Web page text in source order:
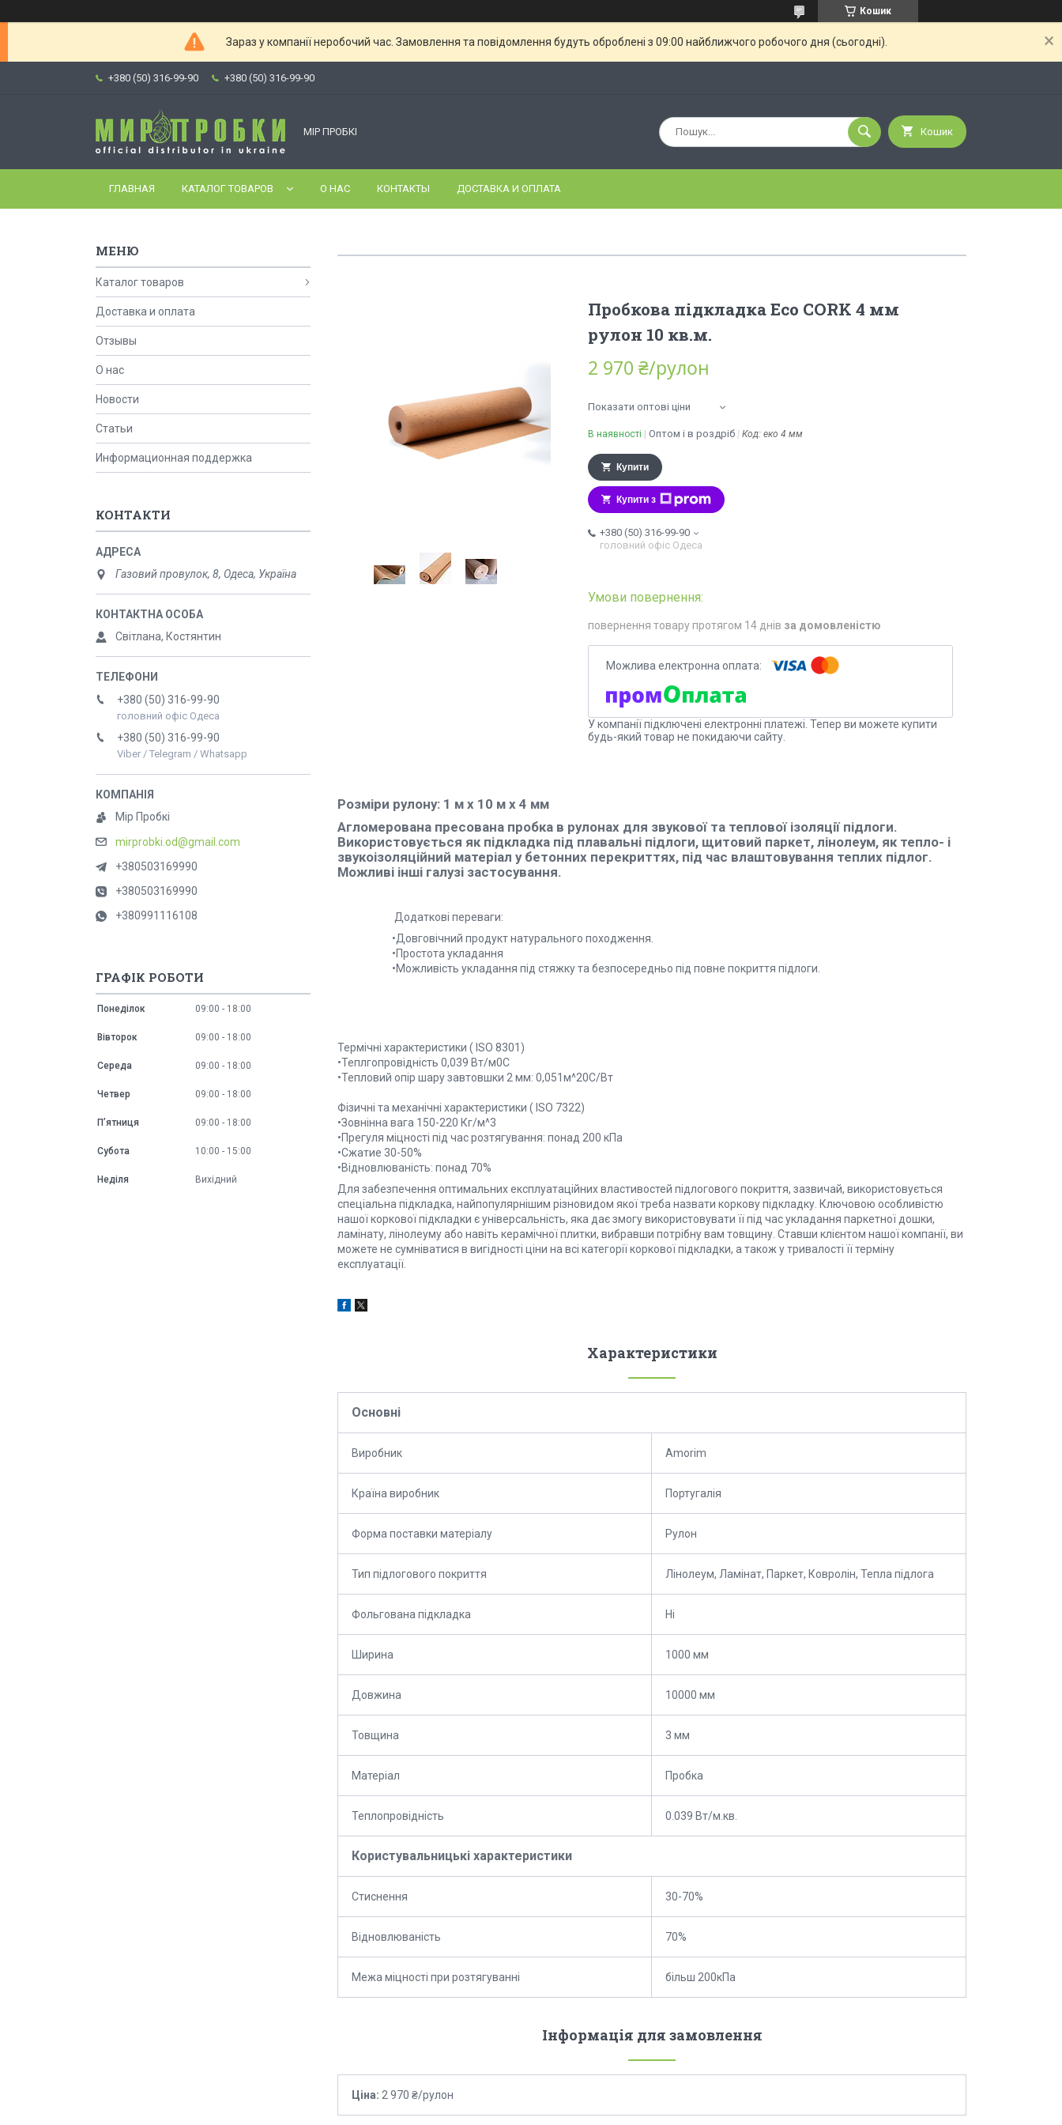
Кошик
Зараз у компанії неробочий час. Замовлення та повідомлення будуть оброблені з 09:00 найближчого робочого дня (сьогодні).
+380 (50) 316-99-90 +380 (50) 316-99-90
МІР ПРОБКІ Кошик
ГЛАВНАЯ КАТАЛОГ ТОВАРОВ О НАС КОНТАКТЫ ДОСТАВКА И ОПЛАТА
Пробкова підкладка Eco CORK 4 мм
рулон 10 кв.м.
2 970 ₴/рулон
Показати оптові ціни
В наявності Оптом і в роздріб Код: еко 4 мм
Купити
Купити з
+380 (50) 316-99-90
головний офіс Одеса
повернення товару протягом 14 днів за домовленістю
У компанії підключені електронні платежі. Тепер ви можете купити
будь-який товар не покидаючи сайту.
Розміри рулону: 1 м х 10 м х 4 мм
Агломерована пресована пробка в рулонах для звукової та теплової ізоляції підлоги.
Використовується як підкладка під плавальні підлоги, щитовий паркет, лінолеум, як тепло- і
звукоізоляційний матеріал у бетонних перекриттях, під час влаштовування теплих підлог.
Можливі інші галузі застосування.
Додаткові переваги:
•Довговічний продукт натурального походження.
•Простота укладання
•Можливість укладання під стяжку та безпосередньо під повне покриття підлоги.
Термічні характеристики ( ISO 8301)
•Теплгопровідність 0,039 Вт/м0С
•Тепловий опір шару завтовшки 2 мм: 0,051м^20С/Вт
Фізичні та механічні характеристики ( ISO 7322)
•Зовнінна вага 150-220 Кг/м^3
•Прегуля міцності під час розтягування: понад 200 кПа
•Сжатие 30-50%
•Відновлюваність: понад 70%
Для забезпечення оптимальних експлуатаційних властивостей підлогового покриття, зазвичай, використовується
спеціальна підкладка, найпопулярнішим різновидом якої треба назвати коркову підкладку. Ключовою особливістю
нашої коркової підкладки є універсальність, яка дає змогу використовувати її під час укладання паркетної дошки,
ламінату, лінолеуму або навіть керамічної плитки, вибравши потрібну вам товщину. Ставши клієнтом нашої компанії, ви
можете не сумніватися в вигідності ціни на всі категорії коркової підкладки, а також у тривалості її терміну
експлуатації.
Характеристики
Основні
Виробник Amorim
Країна виробник Португалія
Форма поставки матеріалу Рулон
Тип підлогового покриття Лінолеум, Ламінат, Паркет, Ковролін, Тепла підлога
Фольгована підкладка Ні
Ширина 1000 мм
Довжина 10000 мм
Товщина 3 мм
Матеріал Пробка
Теплопровідність 0.039 Вт/м.кв.
Користувальницькі характеристики
Стиснення 30-70%
Відновлюваність 70%
Межа міцності при розтягуванні більш 200кПа
Інформація для замовлення
Ціна: 2 970 ₴/рулон
Каталог товаров
Доставка и оплата
Отзывы
О нас
Новости
Статьи
Информационная поддержка
КОНТАКТИ
Газовий провулок, 8, Одеса, Україна
Світлана, Костянтин
+380 (50) 316-99-90
головний офіс Одеса
+380 (50) 316-99-90
Viber / Telegram / Whatsapp
Мір Пробкі
mirprobki.od@gmail.com
+380503169990
+380503169990
+380991116108
ГРАФІК РОБОТИ
Понеділок 09:00 18:00
Вівторок 09:00 18:00
Середа 09:00 18:00
Четвер 09:00 18:00
Пʼятниця 09:00 18:00
Субота 10:00 15:00
Неділя Вихідний